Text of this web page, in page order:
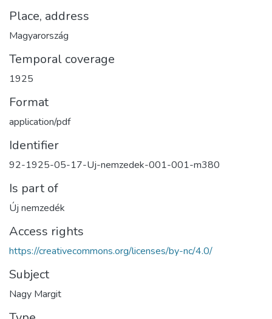
Place, address
Magyarország
Temporal coverage
1925
Format
application/pdf
Identifier
92-1925-05-17-Uj-nemzedek-001-001-m380
Is part of
Új nemzedék
Access rights
https://creativecommons.org/licenses/by-nc/4.0/
Subject
Nagy Margit